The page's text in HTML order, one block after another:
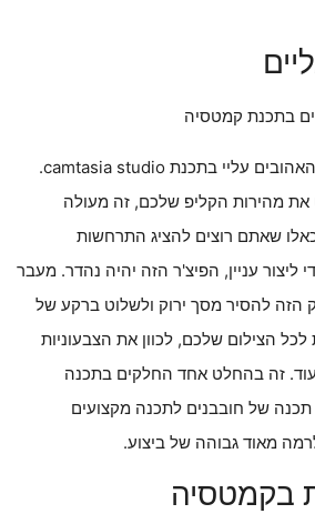
גם החלק הזה הוא אחד האהובים עליי בתכנת camtasia studio.
את מהירות הקליפ שלכם, זה מעולה
שאתם רוצים להציג התרחשות
ליצור עניין, הפיצ'ר הזה יהיה נהדר. מעבר
הזה להסיר מסך ירוק ולשלוט ברקע של
הצילום שלכם, לכוון את הצבעוניות
זה בהחלט אחד החלקים בתכנה
של חובבנים לתכנה מקצועים
מאוד גבוהה של ביצוע.
בקמטסיה